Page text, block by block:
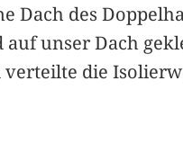
Dach des
unser Dach
die